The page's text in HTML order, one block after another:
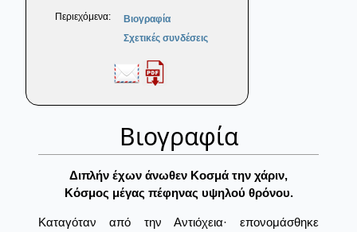
Περιεχόμενα:
Βιογραφία
Σχετικές συνδέσεις
Βιογραφία
Διπλήν έχων άνωθεν Κοσμά την χάριν,
Κόσμος μέγας πέφηνας υψηλού θρόνου.
Καταγόταν από την Αντιόχεια· επονομάσθηκε